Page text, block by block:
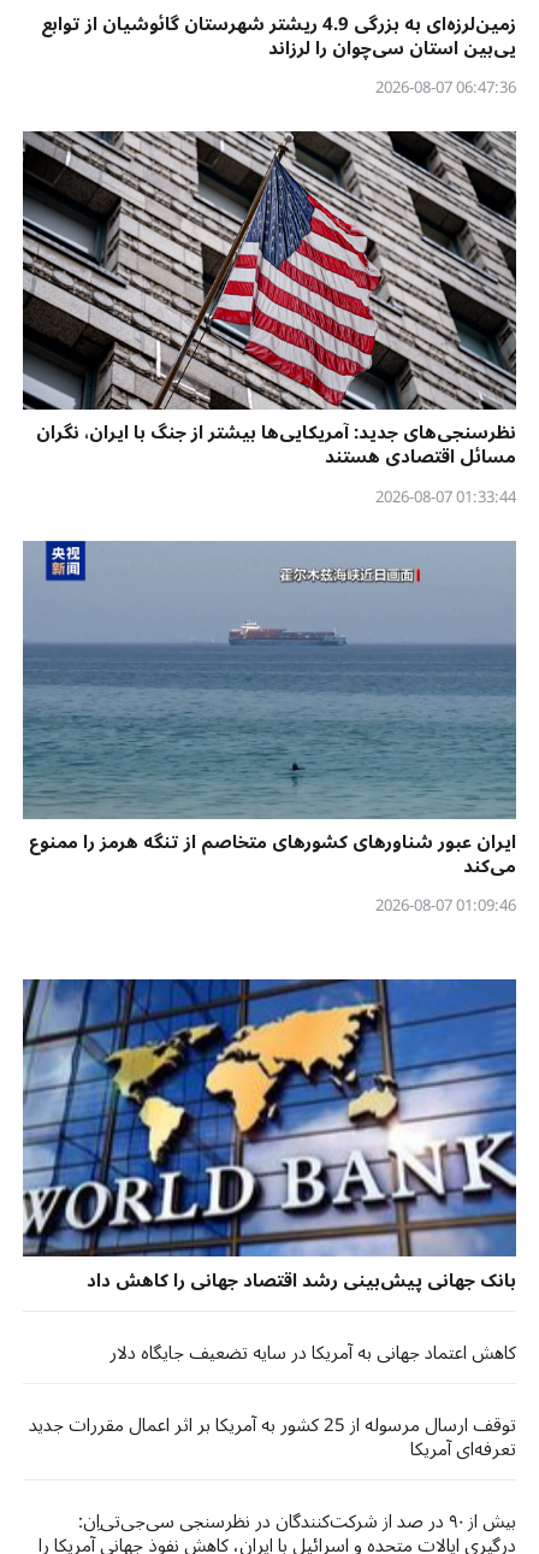
زمین‌لرزه‌ای به بزرگی 4.9 ریشتر شهرستان گائوشیان از توابع
یی‌بین استان سی‌چوان را لرزاند
06:47:36 2026-08-07
نظرسنجی‌‌های جدید: آمریکایی‌ها بیشتر از جنگ با ایران، نگران
مسائل اقتصادی هستند
01:33:44 2026-08-07
ایران عبور شناورهای کشورهای متخاصم از تنگه هرمز را ممنوع
می‌کند
01:09:46 2026-08-07
بانک جهانی پیش‌بینی رشد اقتصاد جهانی را کاهش داد
کاهش اعتماد جهانی به آمریکا در سایه تضعیف جایگاه دلار
توقف ارسال مرسوله از 25 کشور به آمریکا بر اثر اعمال مقررات جدید
تعرفه‌ای آمریکا
بیش از ۹۰ در صد از شرکت‌کنندگان در نظرسنجی سی‌جی‌تی‌اِن:
درگیری ایالات متحده و اسرائیل با ایران، کاهش نفوذ جهانی آمریکا را